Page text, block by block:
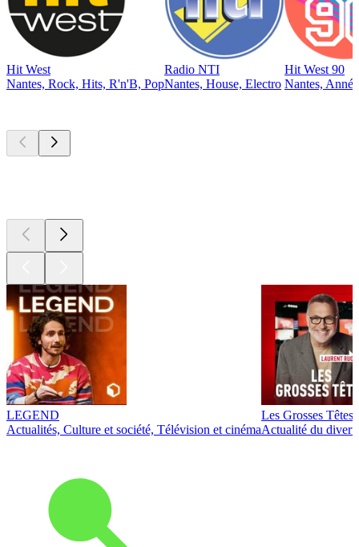
Hit West
Nantes, Rock, Hits, R'n'B, Pop
Radio NTI
Nantes, House, Electro
Hit West 90
Nantes,
LEGEND
Actualités, Culture et société, Télévision et cinéma
Les Grosses Têtes
Actualité du